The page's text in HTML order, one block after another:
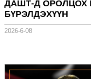
ДАШТ-Д ОРОЛЦОХ
БҮРЭЛДЭХҮҮН
2026-6-08